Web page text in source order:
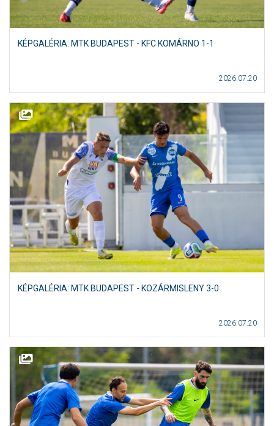
KÉPGALÉRIA: MTK BUDAPEST - KFC KOMÁRNO 1-1
2026.07.20
KÉPGALÉRIA: MTK BUDAPEST - KOZÁRMISLENY 3-0
2026.07.20